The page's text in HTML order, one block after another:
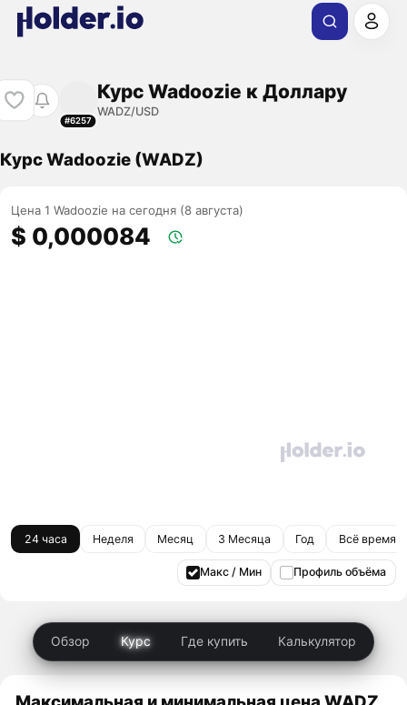
#6257
Курс Wadoozie к Доллару
WADZ/USD
Курс Wadoozie (WADZ)
Цена 1 Wadoozie на сегодня (8 августа)
$ 0,000084
24 часа Неделя Месяц 3 Месяца Год Всё время
Макс / Мин Профиль объёма
Обзор Курс Где купить Калькулятор